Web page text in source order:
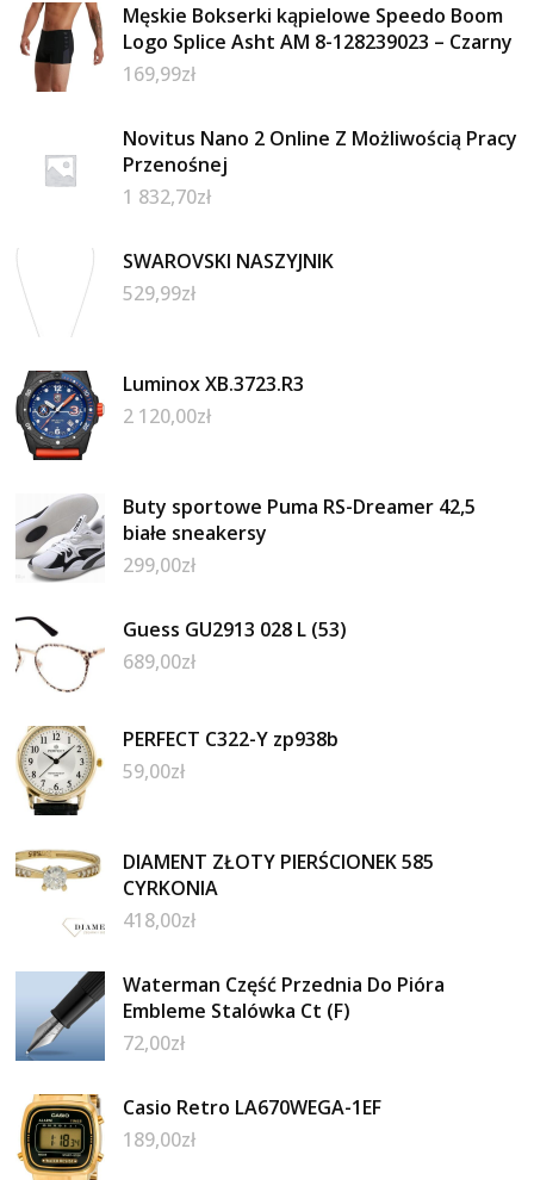
Męskie Bokserki kąpielowe Speedo Boom
Logo Splice Asht AM 8-128239023 – Czarny
169,99zł
Novitus Nano 2 Online Z Możliwością Pracy
Przenośnej
1 832,70zł
SWAROVSKI NASZYJNIK
529,99zł
Luminox XB.3723.R3
2 120,00zł
Buty sportowe Puma RS-Dreamer 42,5
białe sneakersy
299,00zł
Guess GU2913 028 L (53)
689,00zł
PERFECT C322-Y zp938b
59,00zł
DIAMENT ZŁOTY PIERŚCIONEK 585
CYRKONIA
418,00zł
Waterman Część Przednia Do Pióra
Embleme Stalówka Ct (F)
72,00zł
Casio Retro LA670WEGA-1EF
189,00zł